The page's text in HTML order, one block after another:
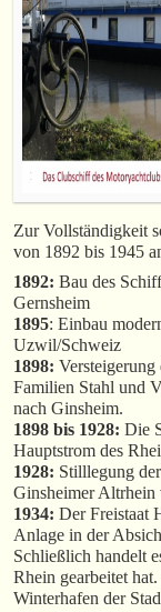
Zur Vollständigkeit
von 1892 bis 1945
1892: Bau des
Gernsheim
1895: Einbau
Uzwil/Schweiz
1898:
Familien Stahl und
nach Ginsheim.
1898 bis 1928: Die
Hauptstrom des
1928: Stilllegung
Ginsheimer Altrhein
1934: Der Freistaat
Anlage in der
Schließlich handelt
Rhein gearbeitet
Winterhafen der